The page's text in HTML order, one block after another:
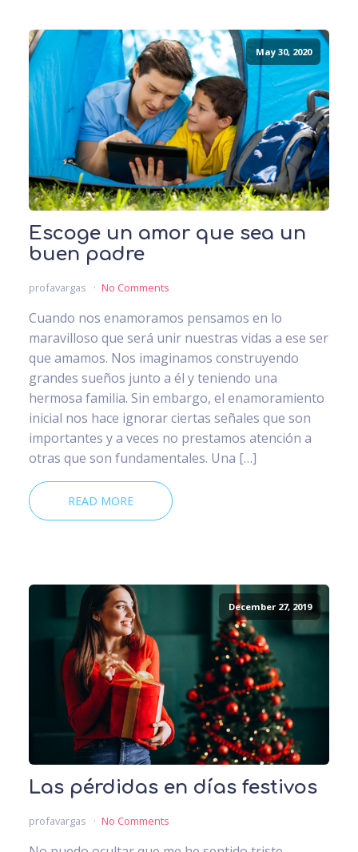
May 30, 2020
Escoge un amor que sea un
buen padre
profavargas No Comments
Cuando nos enamoramos pensamos en lo
maravilloso que será unir nuestras vidas a ese ser
que amamos. Nos imaginamos construyendo
grandes sueños junto a él y teniendo una
hermosa familia. Sin embargo, el enamoramiento
inicial nos hace ignorar ciertas señales que son
importantes y a veces no prestamos atención a
otras que son fundamentales. Una […]
READ MORE
December 27, 2019
Las pérdidas en días festivos
profavargas No Comments